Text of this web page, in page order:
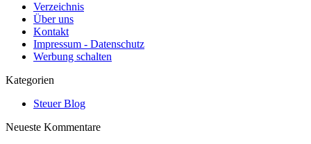
Verzeichnis
Über uns
Kontakt
Impressum - Datenschutz
Werbung schalten
Kategorien
Steuer Blog
Neueste Kommentare